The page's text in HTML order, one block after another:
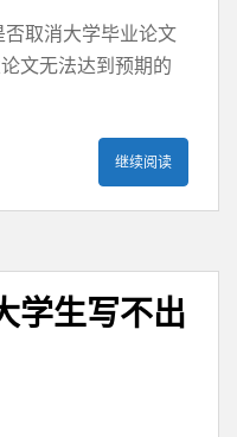
取消大学毕业论文
文无法达到预期的
继续阅读
学生写不出